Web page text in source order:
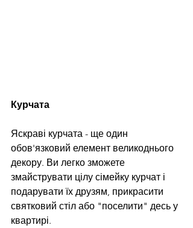
Курчата
Яскраві курчата - ще один
обов'язковий елемент великоднього
декору. Ви легко зможете
змайструвати цілу сімейку курчат і
подарувати їх друзям, прикрасити
святковий стіл або "поселити" десь у
квартирі.